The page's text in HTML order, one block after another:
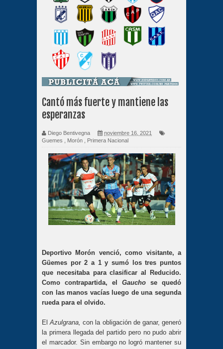
Cantó más fuerte y mantiene las
esperanzas
Diego Bentivegna
noviembre 16, 2021
Guemes
Morón Primera Nacional
Deportivo Morón venció, como visitante, a
Güemes por 2 a 1 y sumó los tres puntos
que necesitaba para clasificar al Reducido.
Como contrapartida, el Gaucho se quedó
con las manos vacías luego de una segunda
rueda para el olvido.
ElAzulgrana,con la obligación de ganar, generó
la primera llegada del partido pero no pudo abrir
el marcador. Sin embargo no logró mantener su